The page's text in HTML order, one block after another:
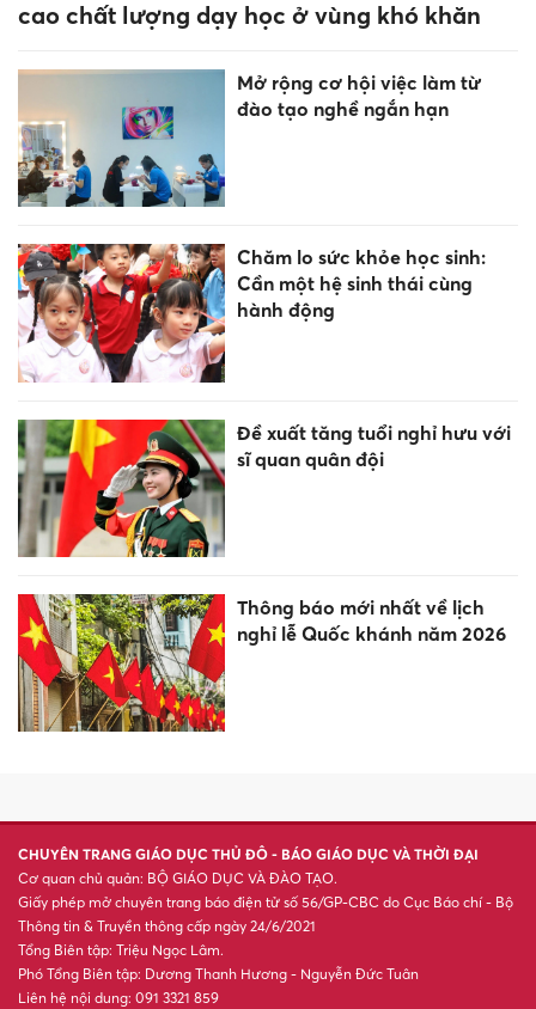
cao chất lượng dạy học ở vùng khó khăn
Mở rộng cơ hội việc làm từ
đào tạo nghề ngắn hạn
Chăm lo sức khỏe học sinh:
Cần một hệ sinh thái cùng
hành động
Đề xuất tăng tuổi nghỉ hưu với
sĩ quan quân đội
Thông báo mới nhất về lịch
nghỉ lễ Quốc khánh năm 2026
CHUYÊN TRANG GIÁO DỤC THỦ ĐÔ - BÁO GIÁO DỤC VÀ THỜI ĐẠI
Cơ quan chủ quản: BỘ GIÁO DỤC VÀ ĐÀO TẠO.
Giấy phép mở chuyên trang báo điện tử số 56/GP-CBC do Cục Báo chí - Bộ
Thông tin & Truyền thông cấp ngày 24/6/2021
Tổng Biên tập: Triệu Ngọc Lâm.
Phó Tổng Biên tập: Dương Thanh Hương - Nguyễn Đức Tuân
Liên hệ nội dung: 091 3321 859